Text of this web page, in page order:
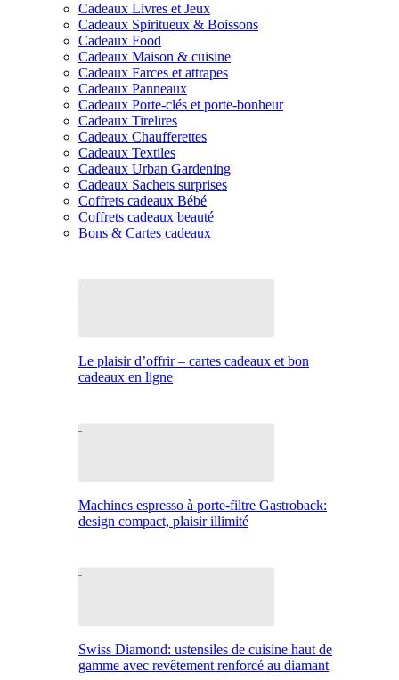
Cadeaux Livres et Jeux
Cadeaux Spiritueux & Boissons
Cadeaux Food
Cadeaux Maison & cuisine
Cadeaux Farces et attrapes
Cadeaux Panneaux
Cadeaux Porte-clés et porte-bonheur
Cadeaux Tirelires
Cadeaux Chaufferettes
Cadeaux Textiles
Cadeaux Urban Gardening
Cadeaux Sachets surprises
Coffrets cadeaux Bébé
Coffrets cadeaux beauté
Bons & Cartes cadeaux
Le plaisir d’offrir – cartes cadeaux et bon
cadeaux en ligne
Machines espresso à porte-filtre Gastroback:
design compact, plaisir illimité
Swiss Diamond: ustensiles de cuisine haut de
gamme avec revêtement renforcé au diamant